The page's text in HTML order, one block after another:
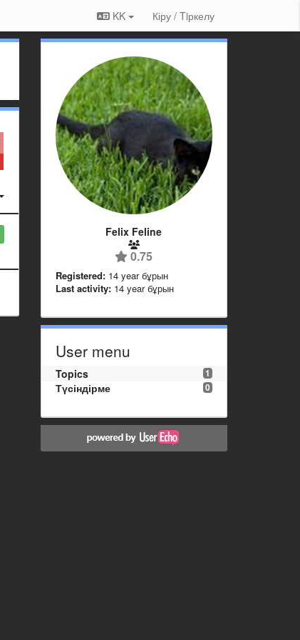
KK Кіру / Tiркелу
Felix Feline
0.75
Registered: 14 year бұрын
Last activity: 14 year бұрын
User menu
1
Topics
0
Түсіндірме